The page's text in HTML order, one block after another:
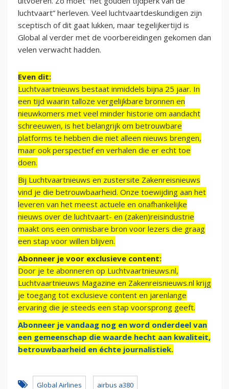
luchtvaart” herleven. Veel luchtvaartdeskundigen zijn
sceptisch of dit gaat lukken, maar tegelijkertijd is
Global al verder met de voorbereidingen gekomen dan
velen verwacht hadden.
Even dit:
Luchtvaartnieuws bestaat inmiddels bijna 25 jaar. In
een tijd waarin talloze vergelijkbare bronnen en
nieuwkomers met veel minder historie om aandacht
schreeuwen, is het belangrijk om betrouwbare
platforms te hebben die niet alleen nieuws brengen,
maar ook perspectief en verhalen die er echt toe
doen.
Bij Luchtvaartnieuws en zustersite Zakenreisnieuws
vind je die betrouwbaarheid. Onze toewijding aan het
leveren van het meest actuele en onafhankelijke
nieuws over de luchtvaart- en (zaken)reisindustrie
maakt ons een onmisbare bron voor lezers die graag
een stap voor willen blijven.
Abonneer je voor exclusieve content:
Door je te abonneren op Luchtvaartnieuws.nl,
Luchtvaartnieuws Magazine en Zakenreisnieuws.nl krijg
je toegang tot exclusieve content en jarenlange
ervaring die je steeds een stap voorsprong geeft.
Abonneer je vandaag nog en word onderdeel van
een gemeenschap die waarde hecht aan kwaliteit,
betrouwbaarheid en échte journalistiek.
Global Airlines airbus a380